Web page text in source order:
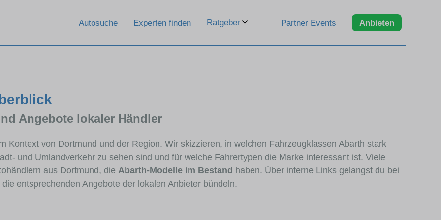
Autosuche Experten finden Ratgeber Partner Events Anbieten
Angebote lokaler Händler
Kontext von Dortmund und der Region. Wir skizzieren, in welchen Fahrzeugklassen Abarth stark
und Umlandverkehr zu sehen sind und für welche Fahrertypen die Marke interessant ist. Viele
aus Dortmund, die Abarth-Modelle im Bestand haben. Über interne Links gelangst du bei
die entsprechenden Angebote der lokalen Anbieter bündeln.